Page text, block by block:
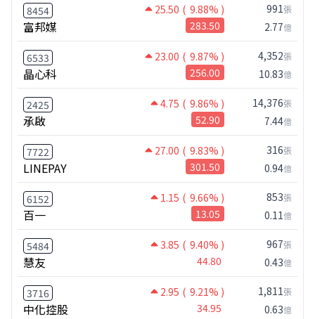
8454 25.50 ( 9.88% )
富邦媒 283.50
991張
2.77億
6533 23.00 ( 9.87% )
晶心科 256.00
4,352張
10.83億
2425 4.75 ( 9.86% )
承啟 52.90
14,376張
7.44億
7722 27.00 ( 9.83% )
LINEPAY 301.50
316張
0.94億
6152 1.15 ( 9.66% )
百一 13.05
853張
0.11億
5484 3.85 ( 9.40% )
慧友 44.80
967張
0.43億
3716 2.95 ( 9.21% )
中化控股 34.95
1,811張
0.63億